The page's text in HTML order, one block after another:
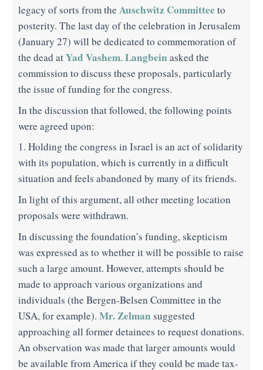
legacy of sorts from the Auschwitz Committee to
posterity. The last day of the celebration in Jerusalem
(January 27) will be dedicated to commemoration of
the dead atYad Vashem. Langbein asked the
commission to discuss these proposals, particularly
the issue of funding for the congress.
In the discussion that followed, the following points
were agreed upon:
1. Holding the congress in Israel is an act of solidarity
with its population, which is currently in a difficult
situation and feels abandoned by many of its friends.
In light of this argument, all other meeting location
proposals were withdrawn.
In discussing the foundation’s funding, skepticism
was expressed as to whether it will be possible to raise
such a large amount. However, attempts should be
made to approach various organizations and
individuals (the Bergen-Belsen Committee in the
USA, for example). Mr. Zelman suggested
approaching all former detainees to request donations.
An observation was made that larger amounts would
be available from America if they could be made tax-